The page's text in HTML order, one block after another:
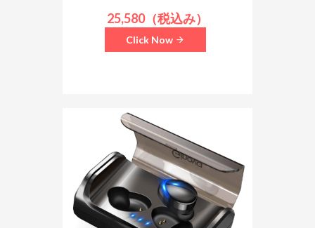
25,580（税込み）
Click Now